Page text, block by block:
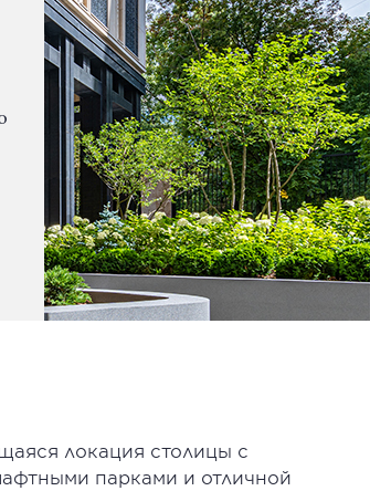
локация столицы с
парками и отличной